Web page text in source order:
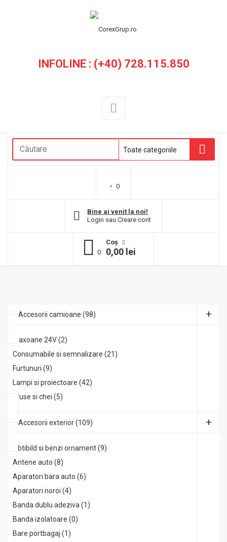
INFOLINE : (+40) 728.115.850
0
Bine ai venit la noi!
Login sau Creare cont
Coş
0
0,00 lei
Accesorii camioane (98)
Claxoane 24V (2)
Consumabile si semnalizare (21)
Furtunuri (9)
Lampi si proiectoare (42)
Truse si chei (5)
Accesorii exterior (109)
Abtibild si benzi ornament (9)
Antene auto (8)
Aparatori bara auto (6)
Aparatori noroi (4)
Banda dublu adeziva (1)
Banda izolatoare (0)
Bare portbagaj (1)